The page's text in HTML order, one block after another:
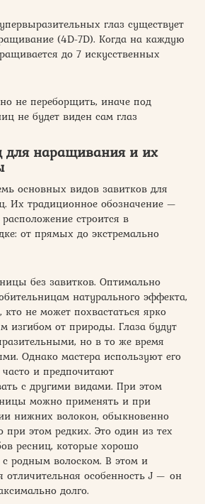
глаз существует
(4D-7D). Когда на каждую
до 7 искусственных
не переборщить, иначе под
не будет виден сам глаз
для наращивания и их
основных видов завитков для
Их традиционное обозначение —
строится в
от прямых до экстремально
без завитков. Оптимально
натурального эффекта,
кто не может похвастаться ярко
изгибом от природы. Глаза будут
но в то же время
Однако мастера используют его
и предпочитают
с другими видами. При этом
можно применять и при
нижних волокон, обыкновенно
этом редких. Это один из тех
ресниц, которые хорошо
с родным волоском. В этом и
отличительная особенность J — он
долго.